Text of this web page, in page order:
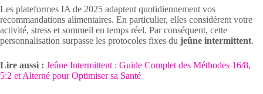
Les plateformes IA de 2025 adaptent quotidiennement vos
recommandations alimentaires. En particulier, elles considèrent votre
activité, stress et sommeil en temps réel. Par conséquent, cette
personnalisation surpasse les protocoles fixes du jeûne intermittent.
Lire aussi : Jeûne Intermittent : Guide Complet des Méthodes 16/8,
5:2 et Alterné pour Optimiser sa Santé